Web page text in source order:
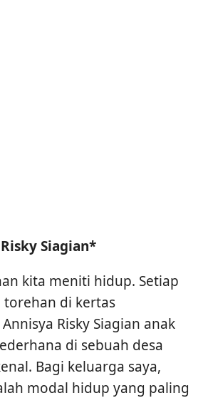
Siagian*
kita meniti hidup. Setiap
di kertas
Risky Siagian anak
di sebuah desa
Bagi keluarga saya,
modal hidup yang paling